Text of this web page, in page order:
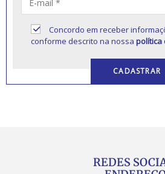
Concordo em receber
conforme descrito na nossapolítica
REDES